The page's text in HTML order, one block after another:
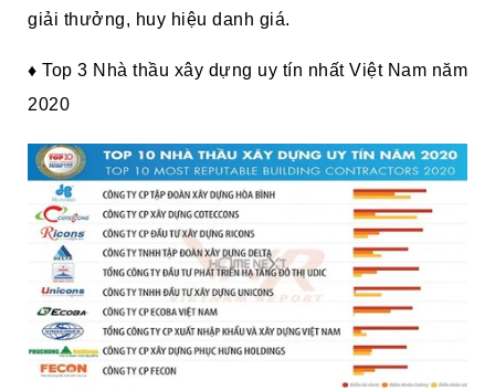
giải thưởng, huy hiệu danh giá.
♦ Top 3 Nhà thầu xây dựng uy tín nhất Việt Nam năm
2020